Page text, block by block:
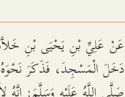
عَنْ عَلِيِّ بْنِ يَحْيَى بْنِ
دَخَلَ الْمَسْجِدَ، فَذَكَرَ